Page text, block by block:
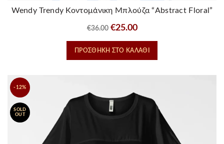
Wendy Trendy Κοντομάνικη Μπλούζα “Abstract Floral”
€36.00 Original
price
was:
€25.00Η
τρέχουσα
τιμή
ΠΡΟΣΘΉΚΗ ΣΤΟ ΚΑΛΆΘΙ
-12%
SOLD
OUT